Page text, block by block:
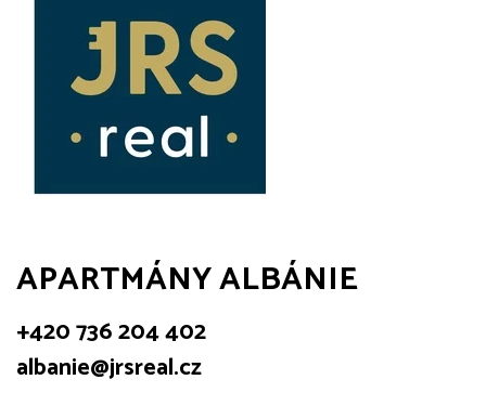
APARTMÁNY ALBÁNIE
+420 736 204 402
albanie@jrsreal.cz